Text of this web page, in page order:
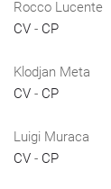
Rocco Lucente
CV - CP
Klodjan Meta
CV - CP
Luigi Muraca
CV - CP